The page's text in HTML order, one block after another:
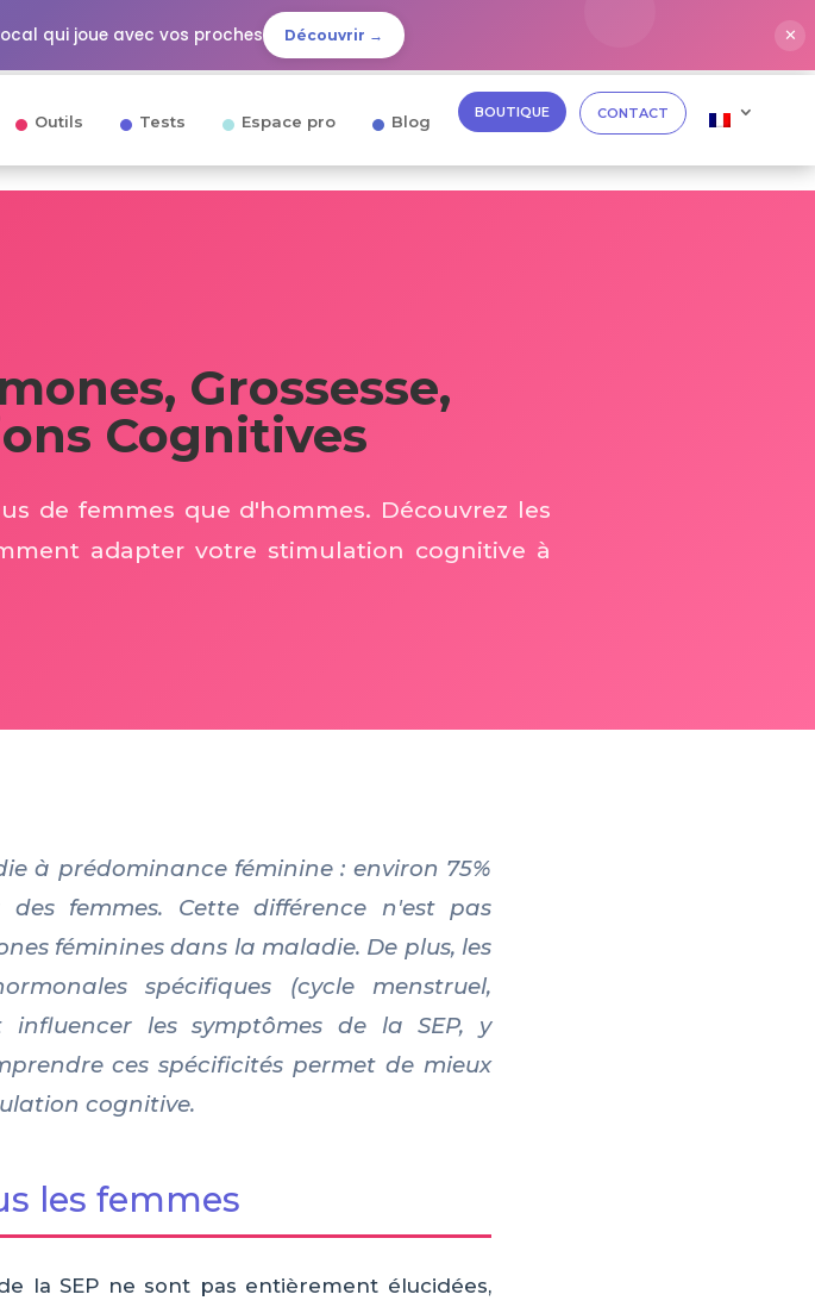
qui joue avec vos proches Découvrir → ✕
Outils Tests Espace pro Blog BOUTIQUE CONTACT
Grossesse,
Cognitives
de femmes que d'hommes. Découvrez les
adapter votre stimulation cognitive à
à prédominance féminine : environ 75%
femmes. Cette différence n'est pas
féminines dans la maladie. De plus, les
spécifiques (cycle menstruel,
influencer les symptômes de la SEP, y
ces spécificités permet de mieux
cognitive.
les femmes
la SEP ne sont pas entièrement élucidées,